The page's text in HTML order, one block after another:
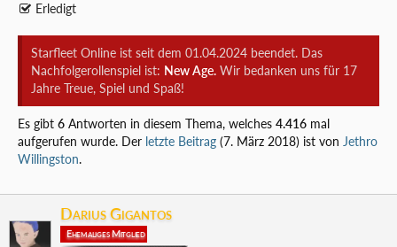
Erledigt
Starfleet Online ist seit dem 01.04.2024 beendet. Das
Nachfolgerollenspiel ist: New Age. Wir bedanken uns für 17
Jahre Treue, Spiel und Spaß!
Es gibt 6 Antworten in diesem Thema, welches 4.416 mal
aufgerufen wurde. Der letzte Beitrag (7. März 2018) ist von Jethro
Willingston.
Darius Gigantos
Ehemaliges Mitglied